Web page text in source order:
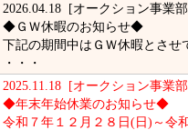
2026.04.18 [オークション事業
◆ＧＷ休暇のお知らせ◆
下記の期間中はＧＷ休暇とさせ
・・・
2025.11.18 [オークション事業
◆年末年始休業のお知らせ◆
令和７年１２月２８日(日)～令